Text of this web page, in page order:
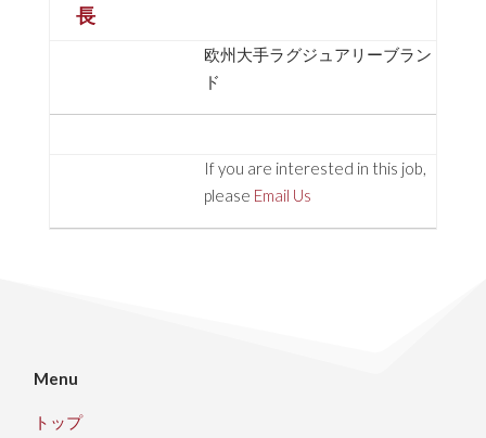
長
欧州大手ラグジュアリーブラン
ド
If you are interested in this job,
please Email Us
Menu
トップ